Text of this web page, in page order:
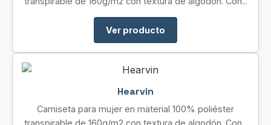
Ver producto
Hearvin
Camiseta para mujer en material 100% poliéster
transpirable de 160g/m2 con textura de algodón. Con...